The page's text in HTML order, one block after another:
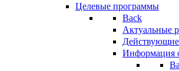
Целевые программы
Back
Актуальные
Информация